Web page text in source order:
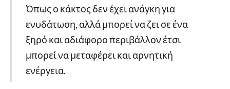
Όπως ο κάκτος δεν έχει ανάγκη για
ενυδάτωση, αλλά μπορεί να ζει σε ένα
ξηρό και αδιάφορο περιβάλλον έτσι
μπορεί να μεταφέρει και αρνητική
ενέργεια.